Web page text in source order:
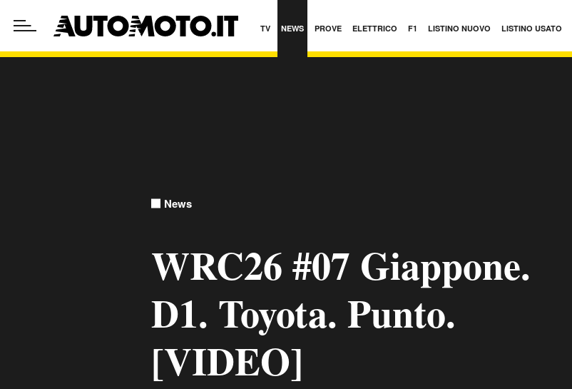
TV NEWS PROVE ELETTRICO F1 LISTINO NUOVO LISTINO USATO
News
WRC26 #07 Giappone.
D1. Toyota. Punto.
[VIDEO]